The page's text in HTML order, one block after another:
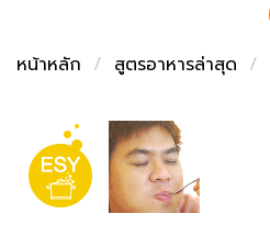
หน้าหลัก
สูตรอาหารล่าสุด